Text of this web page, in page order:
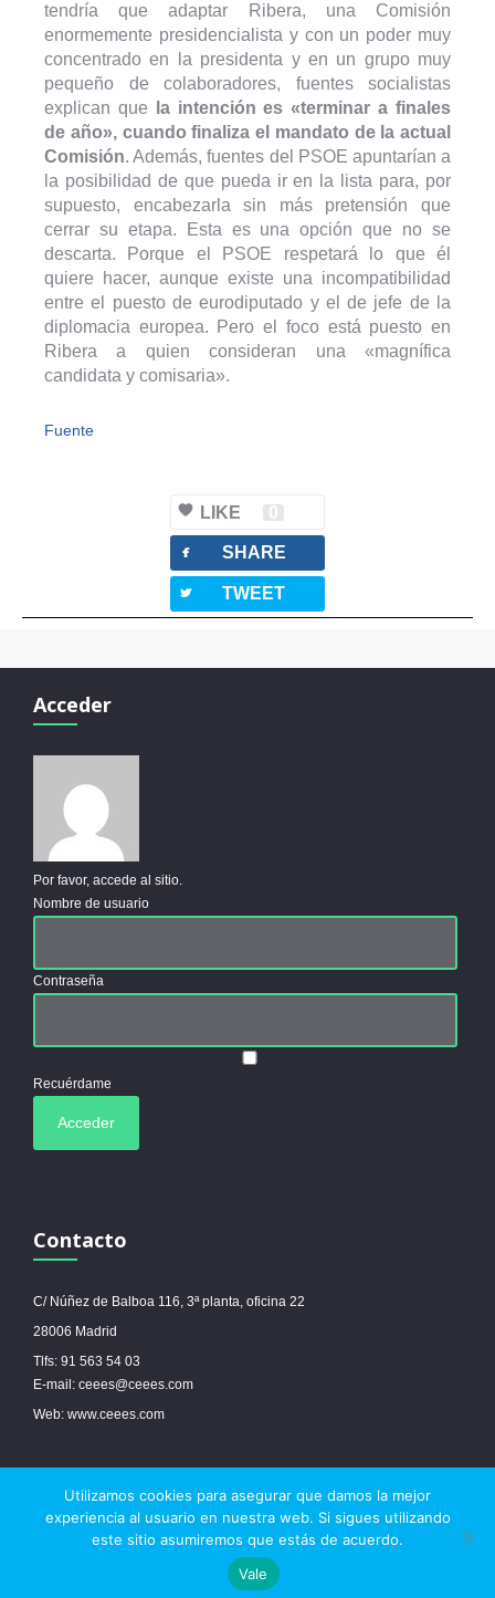
tendría que adaptar Ribera, una Comisión
enormemente presidencialista y con un poder muy
concentrado en la presidenta y en un grupo muy
pequeño de colaboradores, fuentes socialistas
explican que
la intención es «terminar a finales
de año», cuando finaliza el mandato de la actual
Comisión. Además, fuentes del PSOE apuntarían a
la posibilidad de que pueda ir en la lista para, por
supuesto, encabezarla sin más pretensión que
cerrar su etapa. Esta es una opción que no se
descarta. Porque el PSOE respetará lo que él
quiere hacer, aunque existe una incompatibilidad
entre el puesto de eurodiputado y el de jefe de la
diplomacia europea. Pero el foco está puesto en
Ribera a quien consideran una «magnífica
candidata y comisaria».
Fuente
LIKE 0
facebook SHARE
twitterbird TWEET
Acceder
Por favor, accede al sitio.
Nombre de usuario
Contraseña
Recuérdame
Contacto
C/ Núñez de Balboa 116, 3ª planta, oficina 22
28006 Madrid
Tlfs: 91 563 54 03
E-mail: ceees@ceees.com
Web: www.ceees.com
© 2017 Ceees - Sitio web desarrollado por espa.es-Aviso legal -Política de
Utilizamos cookies para asegurar que damos la mejor
experiencia al usuario en nuestra web. Si sigues utilizando
este sitio asumiremos que estás de acuerdo.
Vale